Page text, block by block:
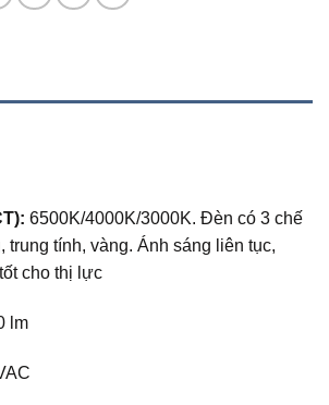
6500K/4000K/3000K. Đèn có 3 chế
trung tính, vàng. Ánh sáng liên tục,
cho thị lực
lm